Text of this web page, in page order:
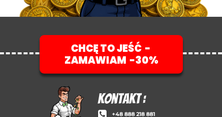
CHCĘ TO JEŚĆ -
ZAMAWIAM -30%
KontakT :
+48 888 218 881